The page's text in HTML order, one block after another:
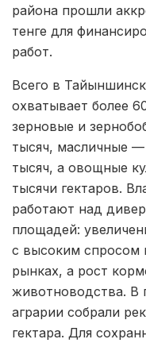
района прошли
тенге для
работ.
Всего в
охватывает более
зерновые и
тысяч, масличные
тысяч, а овощные
тысячи гектаров.
работают над
площадей:
с высоким спросом
рынках, а рост
животноводства. В
аграрии собрали
гектара. Для